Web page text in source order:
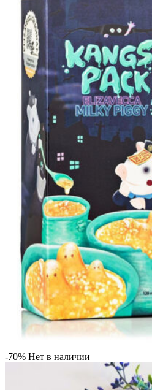
-70% Нет в наличии